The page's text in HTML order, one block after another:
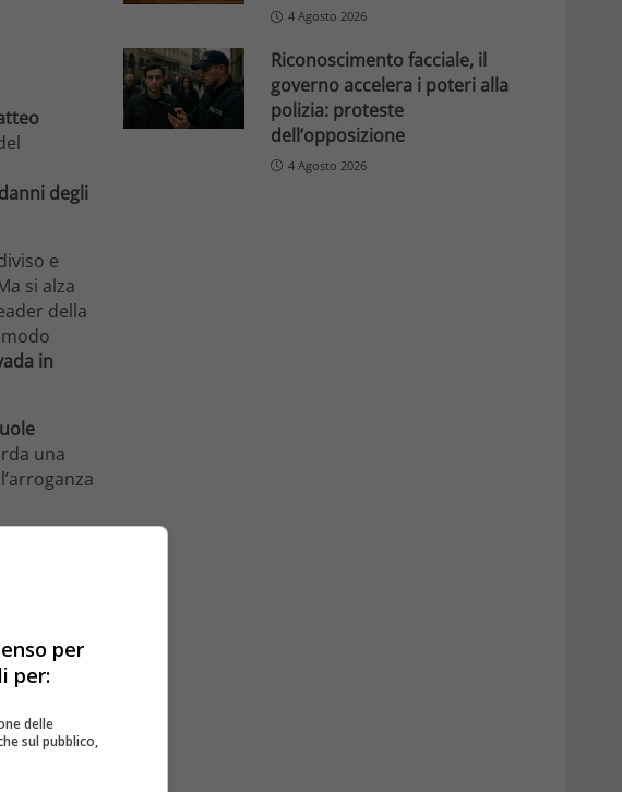
degli
e
si alza
della
in
una
Lega
chiesto
che è
4 Agosto 2026
Riconoscimento facciale, il
governo accelera i poteri alla
polizia: proteste
dell’opposizione
4 Agosto 2026
per
per:
delle
sul pubblico,